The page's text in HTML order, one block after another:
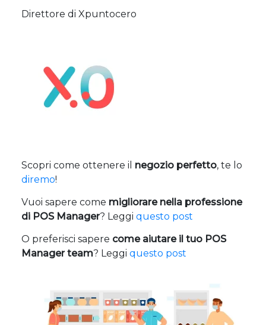
Direttore di Xpuntocero
Scopri come ottenere il negozio perfetto, te lo
diremo!
Vuoi sapere come migliorare nella professione
di POS Manager? Leggi questo post
O preferisci sapere come aiutare il tuo POS
Manager team? Leggi questo post